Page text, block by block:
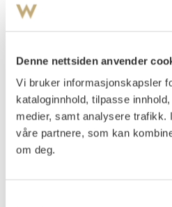
Denne nettsiden anvender
Vi bruker informasjonskapsler
kataloginnhold, tilpasse
medier, samt analysere trafikk.
våre partnere, som kan
om deg.
Munch, Edvard
Litografi trykket i svart på tykt
Arket: 315x160 mm, Motivet:
Signert med blyant nede t.h.:
Woll 316
Vurdering
NOK 70 000–90 000